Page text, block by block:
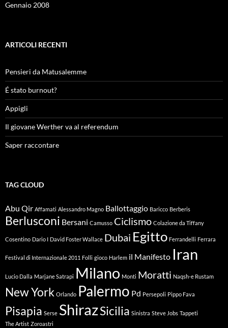
Gennaio 2008
ARTICOLI RECENTI
Pensieri da Matusalemme
É stato burnout?
Appigli
Il giovane Werther va al referendum
Saper raccontare
TAG CLOUD
Abu Qir Affamati Alessandro Magno Ballottaggio Baricco Berberis
Berlusconi Bersani Camusso Ciclismo Colazione da Tiffany
Cosentino Dario I David Foster Wallace Dubai Egitto Ferrandelli Ferrara
Festival di Internazionale 2011 Folli gioco Harlem il Manifesto Iran
Lucio Dalla Marjane Satrapi Milano Monti Moratti Naqsh-e Rustam
New York Orlando Palermo Pd Persepoli Pippo Fava
Pisapia Serse ShirazSicilia Sinistra Steve Jobs Tappeti
The Artist Zoroastri